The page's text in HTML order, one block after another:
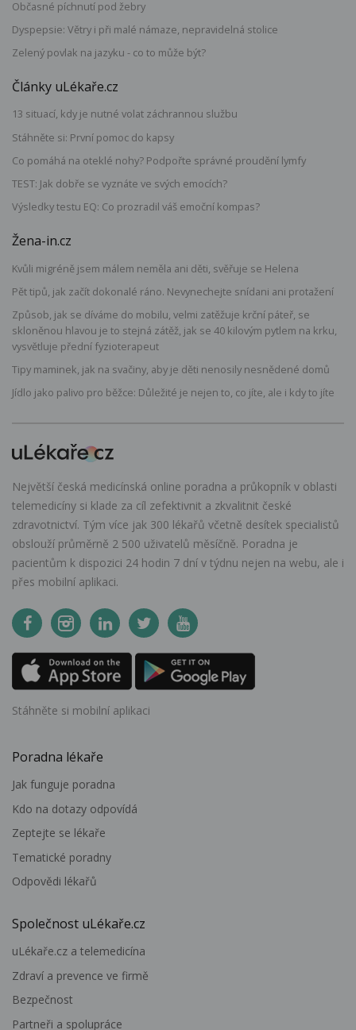
Občasné píchnutí pod žebry
Dyspepsie: Větry i při malé námaze, nepravidelná stolice
Zelený povlak na jazyku - co to může být?
Články uLékaře.cz
13 situací, kdy je nutné volat záchrannou službu
Stáhněte si: První pomoc do kapsy
Co pomáhá na oteklé nohy? Podpořte správné proudění lymfy
TEST: Jak dobře se vyznáte ve svých emocích?
Výsledky testu EQ: Co prozradil váš emoční kompas?
Žena-in.cz
Kvůli migréně jsem málem neměla ani děti, svěřuje se Helena
Pět tipů, jak začít dokonalé ráno. Nevynechejte snídani ani protažení
Způsob, jak se díváme do mobilu, velmi zatěžuje krční páteř, se
skloněnou hlavou je to stejná zátěž, jak se 40 kilovým pytlem na krku,
vysvětluje přední fyzioterapeut
Tipy maminek, jak na svačiny, aby je děti nenosily nesnědené domů
Jídlo jako palivo pro běžce: Důležité je nejen to, co jíte, ale i kdy to jíte
Největší česká medicínská online poradna a průkopník v oblasti
telemedicíny si klade za cíl zefektivnit a zkvalitnit české
zdravotnictví. Tým více jak 300 lékařů včetně desítek specialistů
obslouží průměrně 2 500 uživatelů měsíčně. Poradna je
pacientům k dispozici 24 hodin 7 dní v týdnu nejen na webu, ale i
přes mobilní aplikaci.
Stáhněte si mobilní aplikaci
Poradna lékaře
Jak funguje poradna
Kdo na dotazy odpovídá
Zeptejte se lékaře
Tematické poradny
Odpovědi lékařů
Společnost uLékaře.cz
uLékaře.cz a telemedicína
Zdraví a prevence ve firmě
Bezpečnost
Partneři a spolupráce